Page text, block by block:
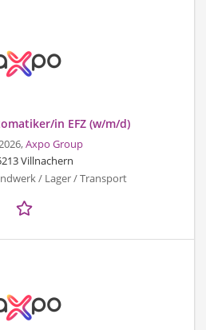
in EFZ (w/m/d)
Axpo Group
Villnachern
/ Lager / Transport